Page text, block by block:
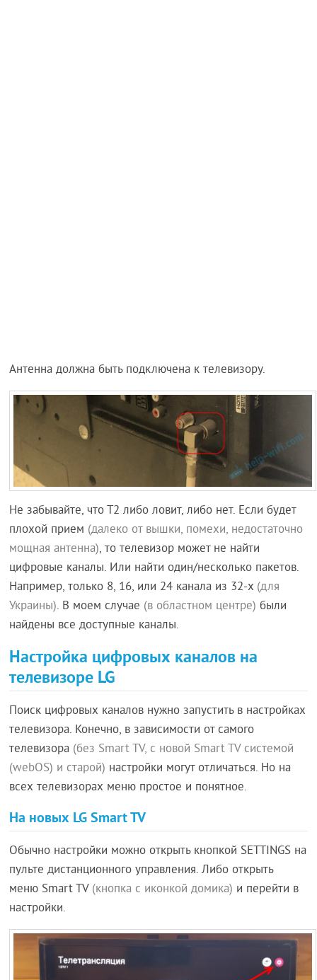
Антенна должна быть подключена к телевизору.
Не забывайте, что Т2 либо ловит, либо нет. Если будет
плохой прием (далеко от вышки, помехи, недостаточно
мощная антенна), то телевизор может не найти
цифровые каналы. Или найти один/несколько пакетов.
Например, только 8, 16, или 24 канала из 32-x (для
Украины). В моем случае (в областном центре) были
найдены все доступные каналы.
Настройка цифровых каналов на
телевизоре LG
Поиск цифровых каналов нужно запустить в настройках
телевизора. Конечно, в зависимости от самого
телевизора (без Smart TV, с новой Smart TV системой
(webOS) и старой) настройки могут отличаться. Но на
всех телевизорах меню простое и понятное.
На новых LG Smart TV
Обычно настройки можно открыть кнопкой SETTINGS на
пульте дистанционного управления. Либо открыть
меню Smart TV (кнопка с иконкой домика) и перейти в
настройки.